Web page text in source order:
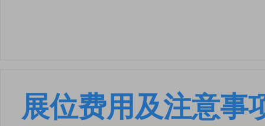
展位费用及注意事